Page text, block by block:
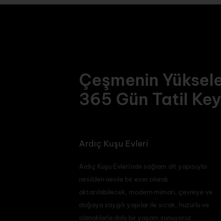
Çeşmenin
365 Gün Tatil
Ardıç Kuşu Evleri
Ardıç Kuşu Evleri'nde sağlam alt yapısıyla
nesilden nesile bir eser olarak
aktarılabilecek, modern mimari, çevreye ve
doğaya saygılı yapılar ile sıcak, huzurlu ve
olanaklarla dolu bir yaşam sunuyoruz.